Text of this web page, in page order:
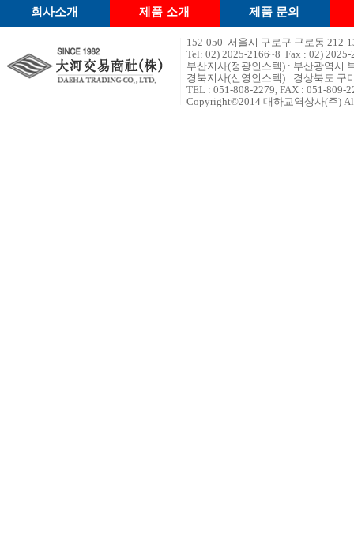
회사소개 제품 소개 제품 문의
152-050 서울시 구로구 구로동 212-
Tel: 02) 2025-2166~8 Fax : 02)
부산지사(정광인스텍) : 부산광역시
경북지사(신영인스텍) : 경상북도 구
TEL : 051-808-2279, FAX : 051-809-
Copyright©2014 대하교역상사(주)